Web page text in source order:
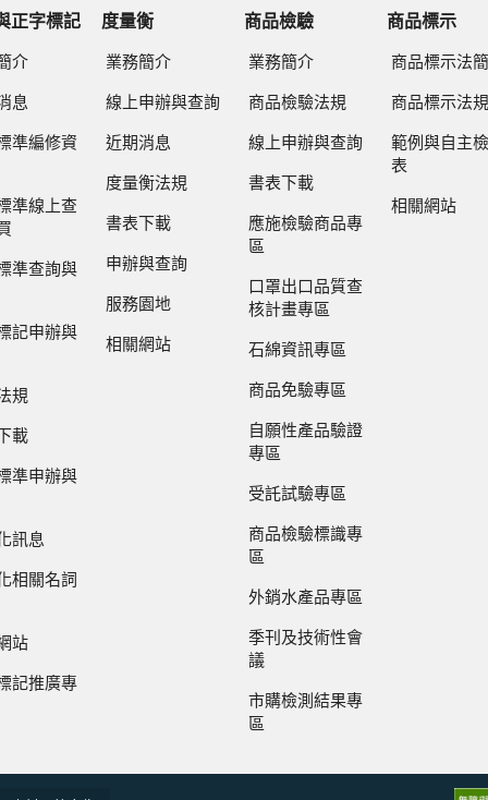
正字標記
介
息
準編修資
準線上查
準查詢與
記申辦與
規
載
準申辦與
訊息
相關名詞
站
記推廣專
度量衡
業務簡介
線上申辦與查詢
近期消息
度量衡法規
書表下載
申辦與查詢
服務園地
相關網站
商品檢驗
業務簡介
商品檢驗法規
線上申辦與查詢
書表下載
應施檢驗商品專
區
口罩出口品質查
核計畫專區
石綿資訊專區
商品免驗專區
自願性產品驗證
專區
受託試驗專區
商品檢驗標識專
區
外銷水產品專區
季刊及技術性會
議
市購檢測結果專
區
商品標示
商品標示法
商品標示法
範例與自主
表
相關網站